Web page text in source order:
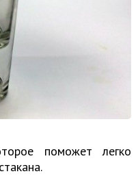
поможет легко